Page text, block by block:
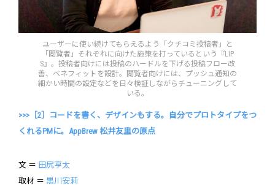
ユーザーに使い続けてもらえるよう「クチコミ投稿者」と
「閲覧者」それぞれに向けた施策を打っているという『LIP
S』。投稿者向けには投稿のハードルを下げる投稿フロー改
善、ベネフィットを設計。閲覧者向けには、プッシュ通知の
細かい時間の設定などを日々検証しながらチューニングして
いる。
>>>［2］コードを書く、デザインもする。自分でプロトタイプをつ
くれるPMに。AppBrew 松井友里の原点
文 ＝ 田尻亨太
取材 ＝ 黒川安莉